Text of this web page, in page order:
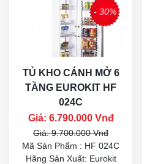
- 30%
TỦ KHO CÁNH MỞ 6
TẦNG EUROKIT HF
024C
Giá: 6.790.000 Vnđ
Giá: 9.700.000 Vnđ
Mã Sản Phẩm : HF 024C
Hãng Sản Xuất: Eurokit